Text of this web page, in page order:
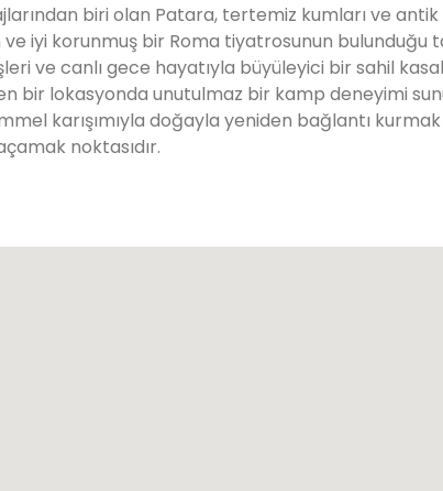
biri olan Patara, tertemiz kumları ve antik
iyi korunmuş bir Roma tiyatrosunun bulunduğu
ve canlı gece hayatıyla büyüleyici bir sahil
bir lokasyonda unutulmaz bir kamp deneyimi
karışımıyla doğayla yeniden bağlantı kurmak
noktasıdır.